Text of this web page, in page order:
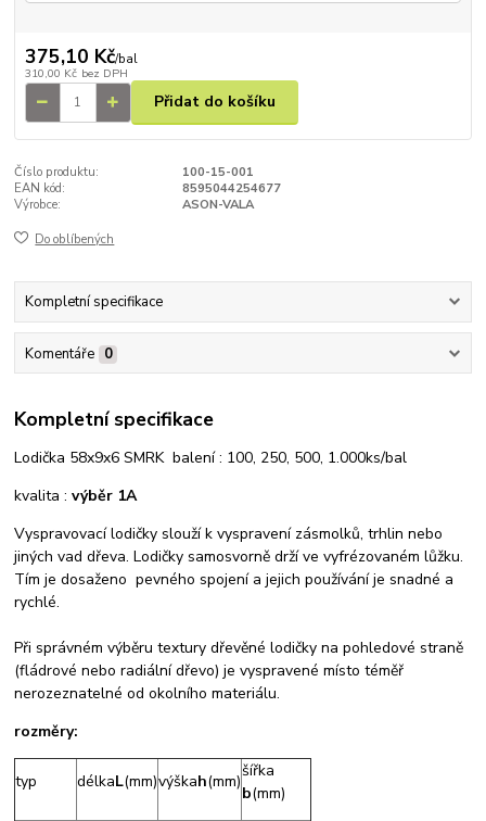
375,10 Kč/bal
310,00 Kč bez DPH
Přidat do košíku
Číslo produktu:
100-15-001
EAN kód:
8595044254677
Výrobce:
ASON-VALA
Do oblíbených
Kompletní specifikace
Komentáře 0
Kompletní specifikace
Lodička 58x9x6 SMRK balení : 100, 250, 500, 1.000ks/bal
kvalita :výběr 1A
Vyspravovací lodičky slouží k vyspravení zásmolků, trhlin nebo
jiných vad dřeva. Lodičky samosvorně drží ve vyfrézovaném lůžku.
Tím je dosaženo pevného spojení a jejich používání je snadné a
rychlé.
Při správném výběru textury dřevěné lodičky na pohledové straně
(fládrové nebo radiální dřevo) je vyspravené místo téměř
nerozeznatelné od okolního materiálu.
rozměry:
typ délkaL(mm)výškah(mm)
šířka
b(mm)